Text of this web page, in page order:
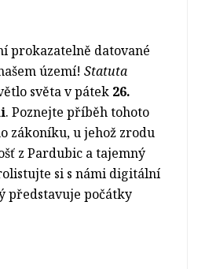
prokazatelně datované
území!Statuta
světa v pátek 26.
. Poznejte příběh tohoto
zákoníku, u jehož zrodu
z Pardubic a tajemný
si s námi digitální
představuje počátky